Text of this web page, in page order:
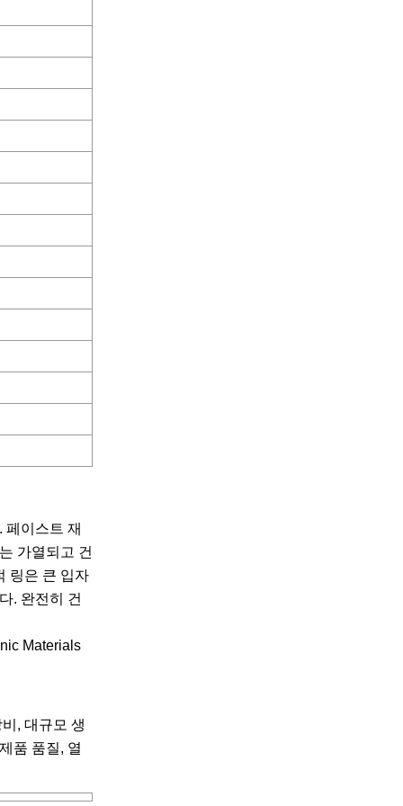
페이스트 재
가열되고 건
링은 큰 입자
. 완전히 건
, 대규모 생
품 품질, 열